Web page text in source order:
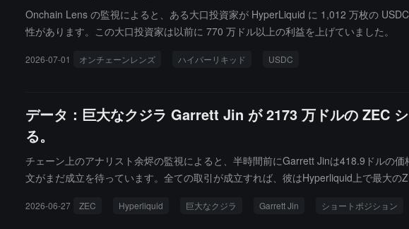
Onchain Lens の監視によると、ある大口投資家が HyperLiquid に 1,012 万枚の
性があります。この大口投資家は以前に 770 万ドル以上の利益を上げていました。
2026-07-01 オンチェーンレンズ ハイパーリキッド USDC
データ：巨大なクジラ Garrett Jin が 2173 万ドルの ZEC
る。
チェーン上のアナリスト余烬の監視によると、半時間前にGarrett Jinは418.9ドルの
文がまだ成立を待っています。全ての取引が成立すれば、彼はHyperliquid上で最大
2026-06-27 ZEC Hyperliquid 巨大なクジラ Garrett Jin ショートポジション